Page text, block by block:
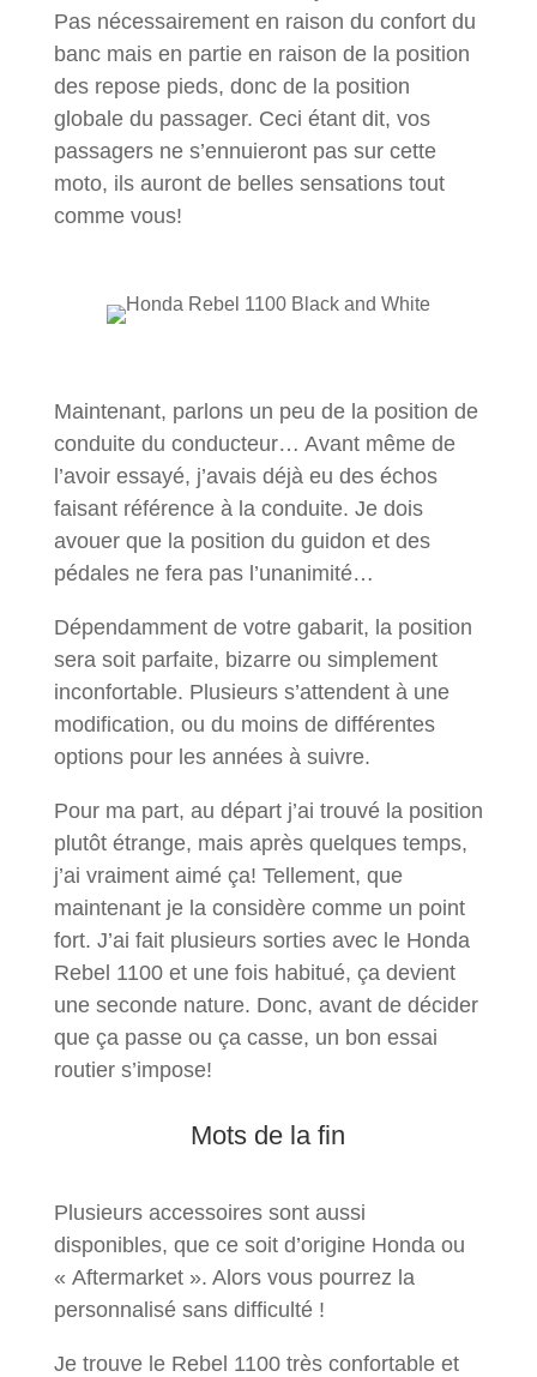
Pas nécessairement en raison du confort du
banc mais en partie en raison de la position
des repose pieds, donc de la position
globale du passager. Ceci étant dit, vos
passagers ne s’ennuieront pas sur cette
moto, ils auront de belles sensations tout
comme vous!
Maintenant, parlons un peu de la position de
conduite du conducteur… Avant même de
l’avoir essayé, j’avais déjà eu des échos
faisant référence à la conduite. Je dois
avouer que la position du guidon et des
pédales ne fera pas l’unanimité…
Dépendamment de votre gabarit, la position
sera soit parfaite, bizarre ou simplement
inconfortable. Plusieurs s’attendent à une
modification, ou du moins de différentes
options pour les années à suivre.
Pour ma part, au départ j’ai trouvé la position
plutôt étrange, mais après quelques temps,
j’ai vraiment aimé ça! Tellement, que
maintenant je la considère comme un point
fort. J’ai fait plusieurs sorties avec le Honda
Rebel 1100 et une fois habitué, ça devient
une seconde nature. Donc, avant de décider
que ça passe ou ça casse, un bon essai
routier s’impose!
Mots de la fin
Plusieurs accessoires sont aussi
disponibles, que ce soit d’origine Honda ou
« Aftermarket ». Alors vous pourrez la
personnalisé sans difficulté !
Je trouve le Rebel 1100 très confortable et